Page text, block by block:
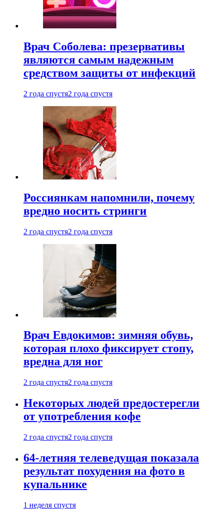
Врач Соболева: презервативы
являются самым надежным
средством защиты от инфекций
2 года спустя2 года спустя
Россиянкам напомнили, почему
вредно носить стринги
2 года спустя2 года спустя
Врач Евдокимов: зимняя обувь,
которая плохо фиксирует стопу,
вредна для ног
2 года спустя2 года спустя
Некоторых людей предостерегли
от употребления кофе
2 года спустя2 года спустя
64-летняя телеведущая показала
результат похудения на фото в
купальнике
1 неделя спустя